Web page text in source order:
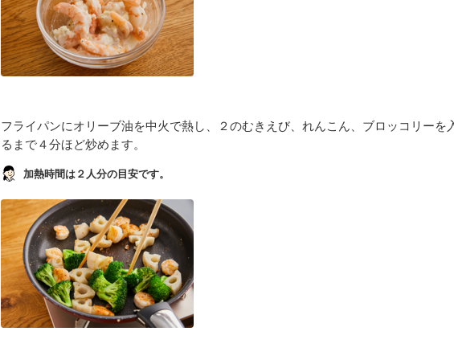
フライパンにオリーブ油を中火で熱し、２のむきえび、れんこん、ブロッコリーを
るまで４分ほど炒めます。
加熱時間は２人分の目安です。